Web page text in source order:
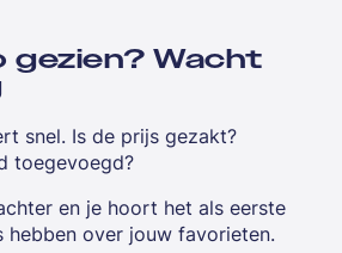
gezien? Wacht
snel. Is de prijs gezakt?
toegevoegd?
en je hoort het als eerste
hebben over jouw favorieten.